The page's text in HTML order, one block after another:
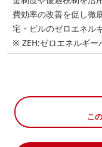
費効率の改善を促し徹
宅・ビルのゼロエネル
※ ZEH:ゼロエネルギー
こ